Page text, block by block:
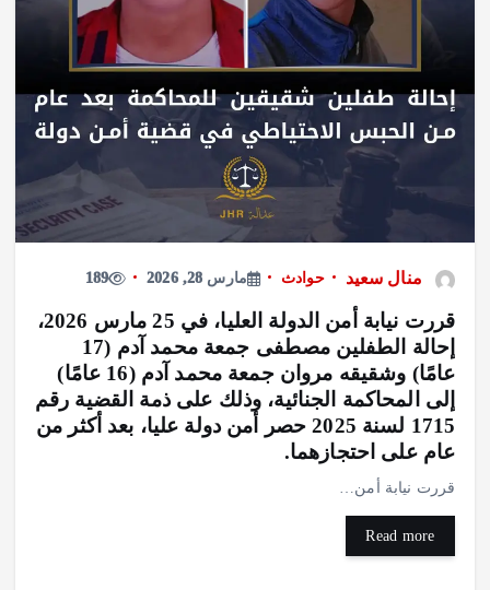
منال سعيد حوادث مارس 28, 2026 189
قررت نيابة أمن الدولة العليا، في 25 مارس 2026،
إحالة الطفلين مصطفى جمعة محمد آدم (17
عامًا) وشقيقه مروان جمعة محمد آدم (16 عامًا)
إلى المحاكمة الجنائية، وذلك على ذمة القضية رقم
1715 لسنة 2025 حصر أمن دولة عليا، بعد أكثر من
عام على احتجازهما.
قررت نيابة أمن…
Read more